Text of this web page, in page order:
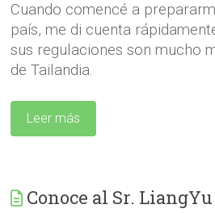
Cuando comencé a
país, me di cuenta
sus regulaciones son mucho
de Tailandia.
Leer más
Conoce al Sr. LiangYu